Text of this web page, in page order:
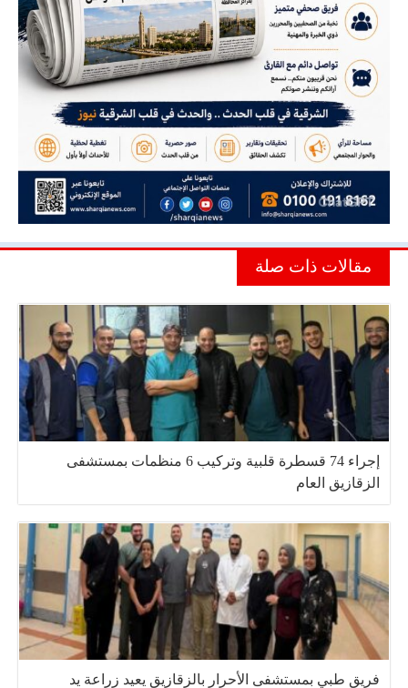
مقالات ذات صلة
إجراء 74 قسطرة قلبية وتركيب 6 منظمات بمستشفى
الزقازيق العام
فريق طبي بمستشفى الأحرار بالزقازيق يعيد زراعة يد